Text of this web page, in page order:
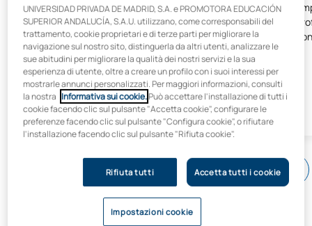
innovación de las compañías. Por crear
el entorno en el que estudiantes,
docentes y profesionales trabajan, en
un contexto tecnológico disruptivo, con
creatividad y pensamiento crítico,
generando soluciones que mejoran la
vida en nuestras comunidades.
UNIVERSIDAD PRIVADA DE MADRID, S.A. e PROMOTORA EDUCACIÓN
SUPERIOR ANDALUCÍA, S.A.U. utilizzano, come corresponsabili del
trattamento, cookie proprietari e di terze parti per migliorare la
navigazione sul nostro sito, distinguerla da altri utenti, analizzare le
sue abitudini per migliorare la qualità dei nostri servizi e la sua
esperienza di utente, oltre a creare un profilo con i suoi interessi per
mostrarle annunci personalizzati. Per maggiori informazioni, consulti
la nostra Informativa sui cookie.Può accettare l'installazione di tutti i
cookie facendo clic sul pulsante "Accetta cookie", configurare le
preferenze facendo clic sul pulsante "Configura cookie", o rifiutare
l'installazione facendo clic sul pulsante "Rifiuta cookie".
Rifiuta tutti Accetta tutti i cookie
Impostazioni cookie